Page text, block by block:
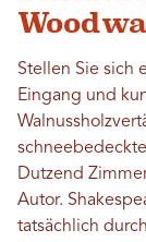
Stellen Sie sich
Eingang und
Dutzend
Autor.
tatsächlich